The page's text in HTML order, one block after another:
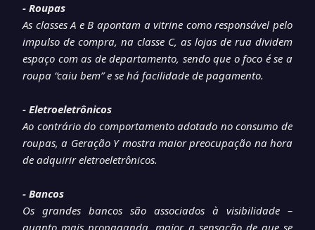
- Roupas
As classes A e B apontam a vitrine como responsável pelo
impulso de compra, na classe C, as lojas de rua dividem
espaço com as de departamento, sendo que o foco é se a
roupa “caiu bem” e se há facilidade de pagamento.
- Eletroeletrônicos
Ao contrário do comportamento adotado no consumo de
roupas, a Geração Y mostra maior preocupação na hora
de adquirir eletroeletrônicos.
- Bancos
Os grandes bancos são associados à visibilidade –
quanto mais propaganda, maior a sensação de que se